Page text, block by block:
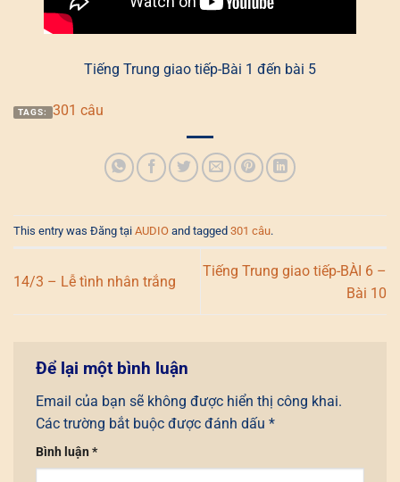
Tiếng Trung giao tiếp-Bài 1 đến bài 5
TAGS: 301 câu
This entry was Đăng tại AUDIO and tagged 301 câu.
14/3 – Lễ tình nhân trắng
Tiếng Trung giao tiếp-BÀI 6 –
Bài 10
Để lại một bình luận
Email của bạn sẽ không được hiển thị công khai.
Các trường bắt buộc được đánh dấu *
Bình luận *